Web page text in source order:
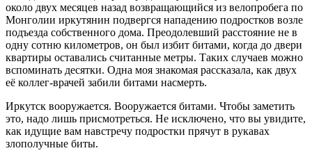
около двух месяцев назад возвращающийся из велопробега по
Монголии иркутянин подвергся нападению подростков возле
подъезда собственного дома. Преодолевший расстояние не в
одну сотню километров, он был избит битами, когда до двери
квартиры оставались считанные метры. Таких случаев можно
вспоминать десятки. Одна моя знакомая рассказала, как двух
её коллег-врачей забили битами насмерть.
Иркутск вооружается. Вооружается битами. Чтобы заметить
это, надо лишь присмотреться. Не исключено, что вы увидите,
как идущие вам навстречу подростки прячут в рукавах
злополучные биты.